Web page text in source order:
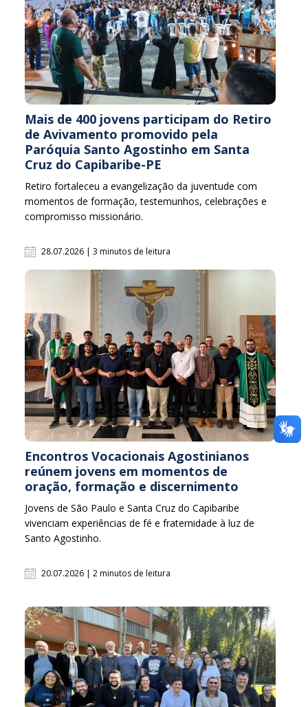
Mais de 400 jovens participam do Retiro
de Avivamento promovido pela
Paróquia Santo Agostinho em Santa
Cruz do Capibaribe-PE
Retiro fortaleceu a evangelização da juventude com
momentos de formação, testemunhos, celebrações e
compromisso missionário.
28.07.2026 | 3 minutos de leitura
Encontros Vocacionais Agostinianos
reúnem jovens em momentos de
oração, formação e discernimento
Jovens de São Paulo e Santa Cruz do Capibaribe
vivenciam experiências de fé e fraternidade à luz de
Santo Agostinho.
20.07.2026 | 2 minutos de leitura